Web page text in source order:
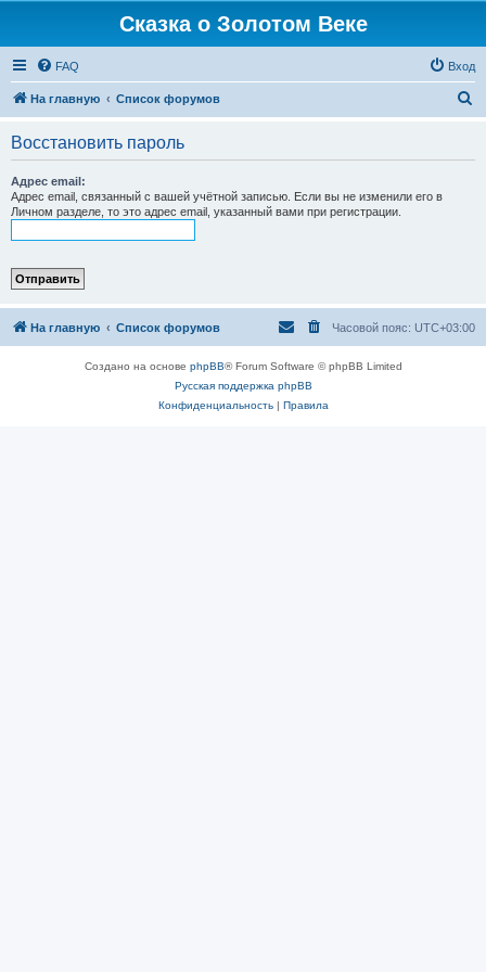
Сказка о Золотом Веке
FAQ Вход
На главную Список форумов
Восстановить пароль
Адрес email:
Адрес email, связанный с вашей учётной записью. Если вы не изменили его в
Личном разделе, то это адрес email, указанный вами при регистрации.
На главную Список форумов Часовой пояс: UTC+03:00
Создано на основе phpBB® Forum Software © phpBB Limited
Русская поддержка phpBB
Конфиденциальность| Правила